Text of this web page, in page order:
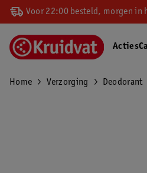
Voor 22:00 besteld, morgen in
Acties
Home Verzorging Deodorant